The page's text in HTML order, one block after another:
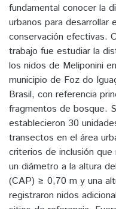
fundamental conocer la
urbanos para desarrollar
conservación efectivas.
trabajo fue estudiar la
los nidos de Meliponini
municipio de Foz do
Brasil, con referencia
fragmentos de bosque.
establecieron 30
transectos en el área
criterios de inclusión
un diámetro a la altura
(CAP) ≥ 0,70 m y una
registraron nidos